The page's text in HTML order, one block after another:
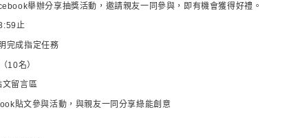
舉辦分享抽獎活動，邀請親友一同參與，即有機會獲得好禮。
止
完成指定任務
10名）
文留言區
貼文參與活動，與親友一同分享綠能創意